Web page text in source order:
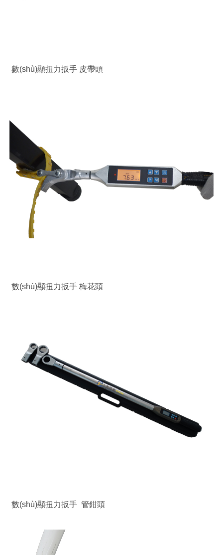
數(shù)顯扭力扳手 皮帶頭
數(shù)顯扭力扳手 梅花頭
數(shù)顯扭力扳手 管鉗頭